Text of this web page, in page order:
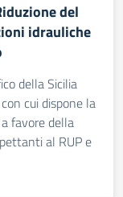
del
idrauliche
della Sicilia
cui dispone la
favore della
al RUP e